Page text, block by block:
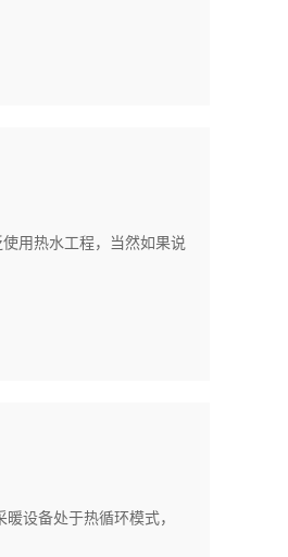
用热水工程，当然如果说
设备处于热循环模式，